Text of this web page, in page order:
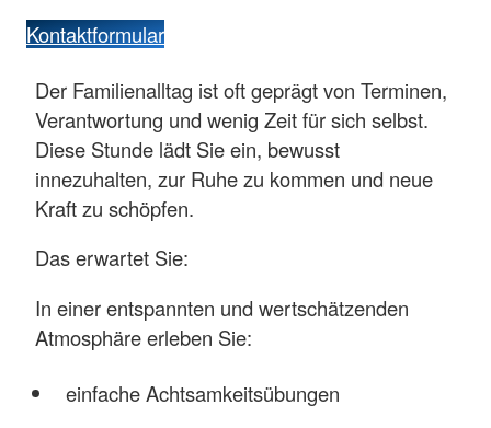
Kontaktformular
Der Familienalltag ist oft geprägt von Terminen,
Verantwortung und wenig Zeit für sich selbst.
Diese Stunde lädt Sie ein, bewusst
innezuhalten, zur Ruhe zu kommen und neue
Kraft zu schöpfen.
Das erwartet Sie:
In einer entspannten und wertschätzenden
Atmosphäre erleben Sie:
einfache Achtsamkeitsübungen